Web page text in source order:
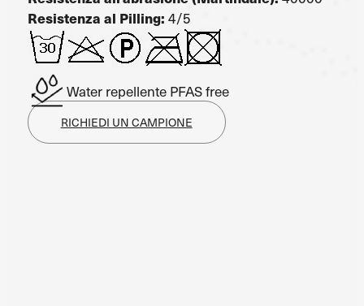
Resistenza al Pilling: 4/5
Water repellente PFAS free
RICHIEDI UN CAMPIONE